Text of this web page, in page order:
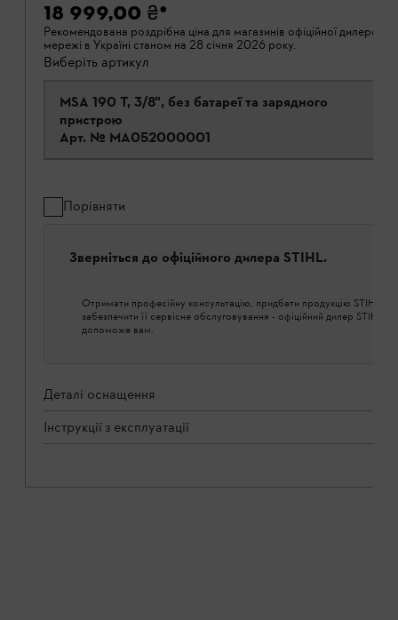
18 999,00 ₴*
Рекомендована роздрібна ціна для магазинів офіційної дилерській
мережі в Україні станом на 28 січня 2026 року.
Виберіть артикул
MSA 190 T, 3/8", без батареї та зарядного
пристрою
Арт. № MA052000001
Порівняти
Зверніться до офіційного дилера STIHL.
Отримати професійну консультацію, придбати продукцію STIHL і
забезпечити її сервісне обслуговування - офіційний дилер STIHL
допоможе вам.
Деталі оснащення
Інструкції з експлуатації